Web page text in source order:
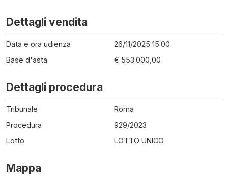
Dettagli vendita
Data e ora udienza
26/11/2025 15:00
Base d'asta
€ 553.000,00
Dettagli procedura
Tribunale
Roma
Procedura
929/2023
Lotto
LOTTO UNICO
Mappa